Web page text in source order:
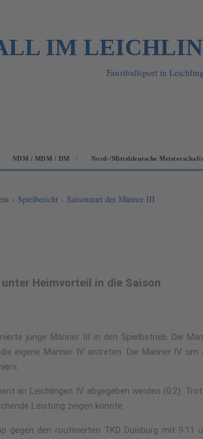
IM
Faustballsport in
NDM / MDM / DM Nord-/Mitteldeutsche
› Spielbericht › Saisonstart der Männer III
Heimvorteil in die Saison
junge Männer III in den Spielbetrieb. Die
eigene Männer IV antreten. Die Männer IV
an Leichlingen IV abgegeben werden (0:2).
Leistung zeigen konnte.
gegen den routinierten TKD Duisburg mit 9:11